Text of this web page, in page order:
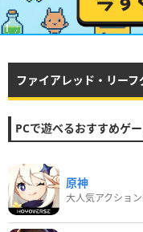
ファイアレッド・リーフ
PCで遊べるおすすめゲ
原神
大人気アクショ